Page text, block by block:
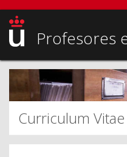
Profesores
Curriculum Vitae